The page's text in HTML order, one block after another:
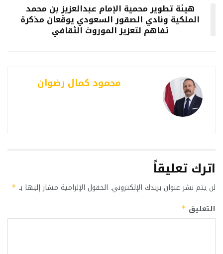
هيئة تطوير محمية الإمام عبدالعزيز بن محمد
الملكية ونادي الصقور السعودي يوقّعان مذكرة
تفاهم لتعزيز الموروث الثقافي
محمود كمال رضوان
اترك تعليقاً
لن يتم نشر عنوان بريدك الإلكتروني. الحقول الإلزامية مشار إليها بـ *
التعليق *